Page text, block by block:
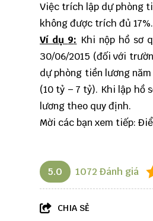
Việc trích lập dự phòng
không được trích đủ 17%.
Ví dụ 9: Khi nộp hồ sơ
30/06/2015 (đối với
dự phòng tiền lương
(10 tỷ – 7 tỷ). Khi lập hồ
lương theo quy định.
Mời các bạn xem tiếp:
5.0 1072 Đánh giá
CHIA SẺ